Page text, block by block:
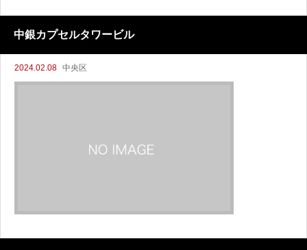
中銀カプセルタワービル
2024.02.08 中央区